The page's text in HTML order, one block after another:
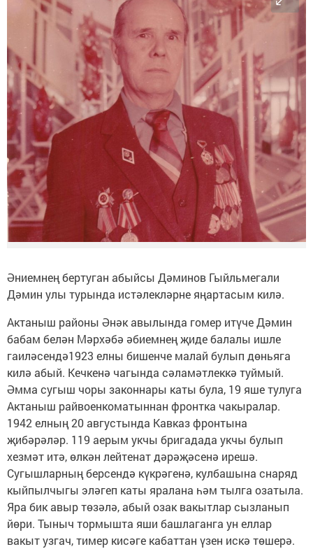
Әниемнең бертуган абыйсы Дәминов Гыйльмегали
Дәмин улы турында истәлекләрне яңартасым килә.
Актаныш районы Әнәк авылында гомер итүче Дәмин
бабам белән Мәрхәбә әбиемнең җиде балалы ишле
гаиләсендә1923 елны бишенче малай булып дөньяга
килә абый. Кечкенә чагында сәламәтлеккә туймый.
Әмма сугыш чоры законнары каты була, 19 яше тулуга
Актаныш райвоенкоматыннан фронтка чакыралар.
1942 елның 20 августында Кавказ фронтына
җибәрәләр. 119 аерым укчы бригадада укчы булып
хезмәт итә, өлкән лейтенат дәрәҗәсенә ирешә.
Сугышларның берсендә күкрәгенә, кулбашына снаряд
кыйпылчыгы эләгеп каты яралана һәм тылга озатыла.
Яра бик авыр төзәлә, абый озак вакытлар сызланып
йөри. Тыныч тормышта яши башлаганга ун еллар
вакыт узгач, тимер кисәге кабаттан үзен искә төшерә.